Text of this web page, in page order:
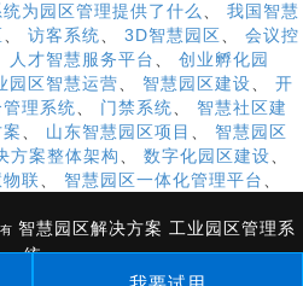
为园区管理提供了什么
我国智慧
访客系统 3D智慧园区
会议控
人才智慧服务平台
创业孵化园
园区智慧运营 智慧园区建设
开
理系统 门禁系统
智慧社区建
山东智慧园区项目
智慧园区
方案整体架构 数字化园区建设
联 智慧园区一体化管理平台
智慧园区解决方案 工业园区管理系
统